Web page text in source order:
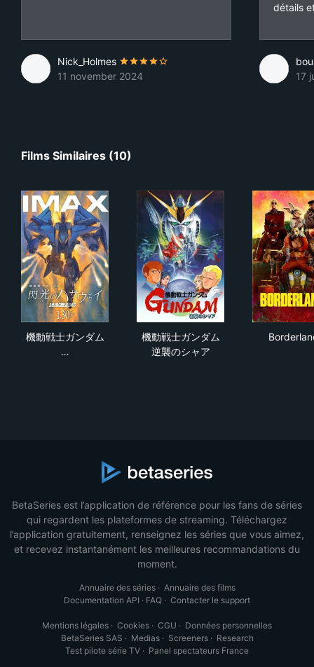
Nick_Holmes
11 november 2024
détails
17
Films Similaires (10)
機動戦士ガンダム
…
機動戦士ガンダム
逆襲のシャア
BetaSeries est l’application de référence pour les fans de séries
qui regardent les plateformes de streaming. Téléchargez
l’application gratuitement, renseignez les séries que vous aimez,
et recevez instantanément les meilleures recommandations du
moment.
Annuaire des séries· Annuaire des films
Documentation API · FAQ · Contacter le support
Mentions légales · Cookies · CGU · Données personnelles
BetaSeries SAS · Medias· Screeners· Research
Test pilote série TV · Panel spectateurs France